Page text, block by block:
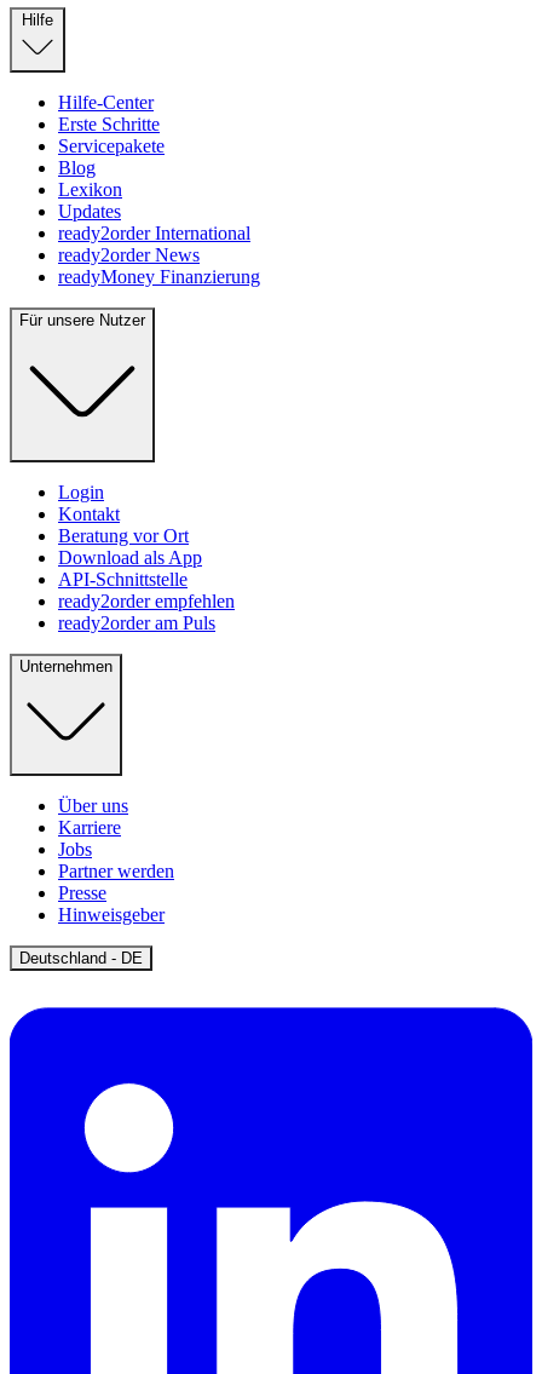
Hilfe-Center
Erste Schritte
Servicepakete
Blog
Lexikon
Updates
ready2order International
ready2order News
readyMoney Finanzierung
Für unsere Nutzer
Login
Kontakt
Beratung vor Ort
Download als App
API-Schnittstelle
ready2order empfehlen
ready2order am Puls
Unternehmen
Über uns
Karriere
Jobs
Partner werden
Presse
Hinweisgeber
Deutschland - DE